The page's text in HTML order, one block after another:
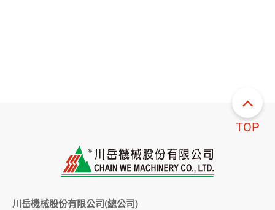
川岳機械股份有限公司(總公司)
TOP